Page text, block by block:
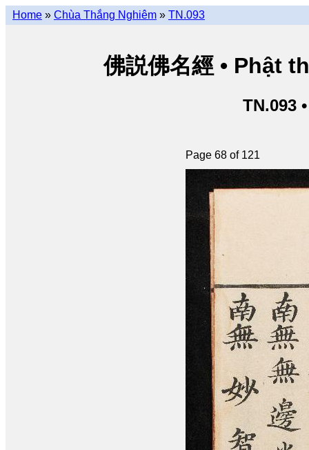
Home » Chùa Thắng Nghiêm » TN.093
佛説佛名經 • Phật
TN.093
Page 68 of 121